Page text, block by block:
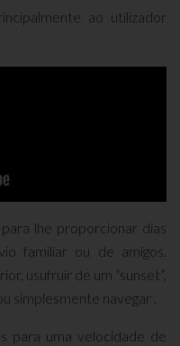
ao utilizador
lhe proporcionar dias
familiar ou de amigos.
usufruir de um “sunset”,
simplesmente navegar .
para uma velocidade de